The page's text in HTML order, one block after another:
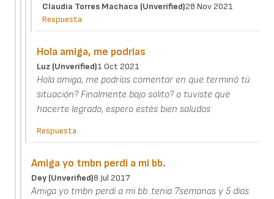
Claudia Torres Machaca (unverified)28 Nov 2021
Respuesta
Hola amiga, me podrías
Luz (unverified)1 Oct 2021
Hola amiga, me podrías comentar en que terminó tú
situación? Finalmente bajo solito? o tuviste que
hacerte legrado, espero estés bien saludos
Respuesta
Amiga yo tmbn perdi a mi bb.
Dey (unverified)8 Jul 2017
Amiga yo tmbn perdi a mi bb..tenia 7semanas y 5 dias